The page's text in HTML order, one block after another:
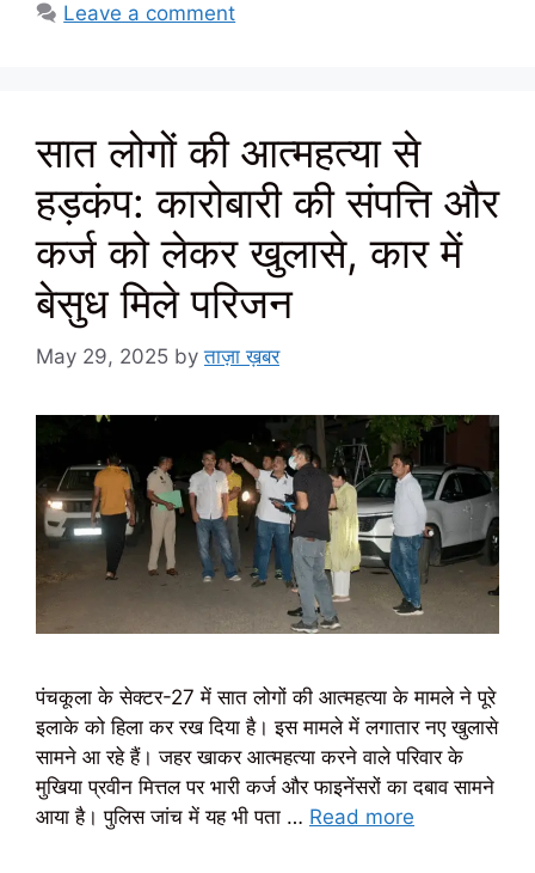
Leave a comment
सात लोगों की आत्महत्या से
हड़कंप: कारोबारी की संपत्ति और
कर्ज को लेकर खुलासे, कार में
बेसुध मिले परिजन
May 29, 2025 byताज़ा ख़बर
पंचकूला के सेक्टर-27 में सात लोगों की आत्महत्या के मामले ने पूरे
इलाके को हिला कर रख दिया है। इस मामले में लगातार नए खुलासे
सामने आ रहे हैं। जहर खाकर आत्महत्या करने वाले परिवार के
मुखिया प्रवीन मित्तल पर भारी कर्ज और फाइनेंसरों का दबाव सामने
आया है। पुलिस जांच में यह भी पता … Read more